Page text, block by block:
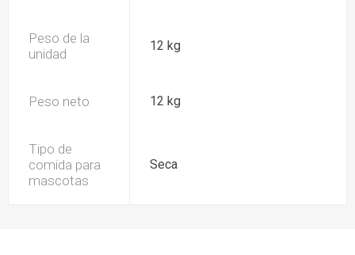
Peso de la
unidad
12 kg
Peso neto 12 kg
Tipo de
comida para
mascotas
Seca